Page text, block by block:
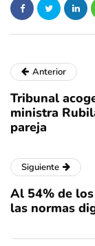
Anterior
Tribunal
ministra
pareja
Siguiente
Al 54% de
las normas